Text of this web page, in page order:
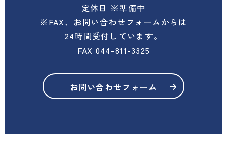
定休日 ※準備中
※FAX、お問い合わせフォームからは
24時間受付しています。
FAX 044-811-3325
お問い合わせフォーム